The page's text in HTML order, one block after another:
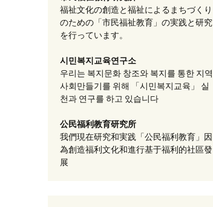
福祉文化の創造と福祉によるまちづくり
のための「市民福祉教育」の実践と研究
を行っています。
시민복지교육연구소
우리는 복지문화 창조와 복지를 통한 지역
사회만들기를 위해 「시민복지교육」 실
천과 연구를 하고 있습니다
公民福利教育研究所
我們現在研究和実践「公民福利教育」因
為創造福利文化和進行基于福利的社區發
展